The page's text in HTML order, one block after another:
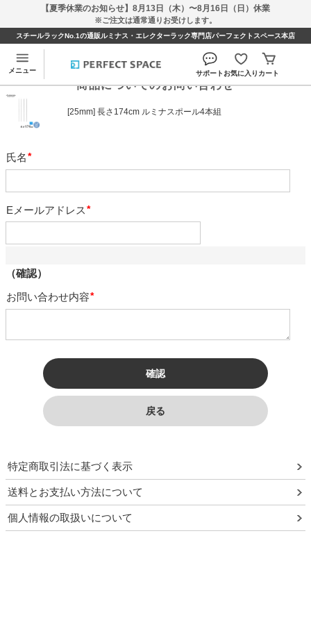
【夏季休業のお知らせ】8月13日（木）〜8月16日（日）休業
※ご注文は通常通りお受けします。
スチールラックNo.1の通販ルミナス・エレクターラック専門店パーフェクトスペース本店
メニュー サポートお気に入り カート
商品についてのお問い合わせ
[25mm] 長さ174cm ルミナスポール4本組
氏名
Eメールアドレス
（確認）
お問い合わせ内容
特定商取引法に基づく表示
送料とお支払い方法について
個人情報の取扱いについて